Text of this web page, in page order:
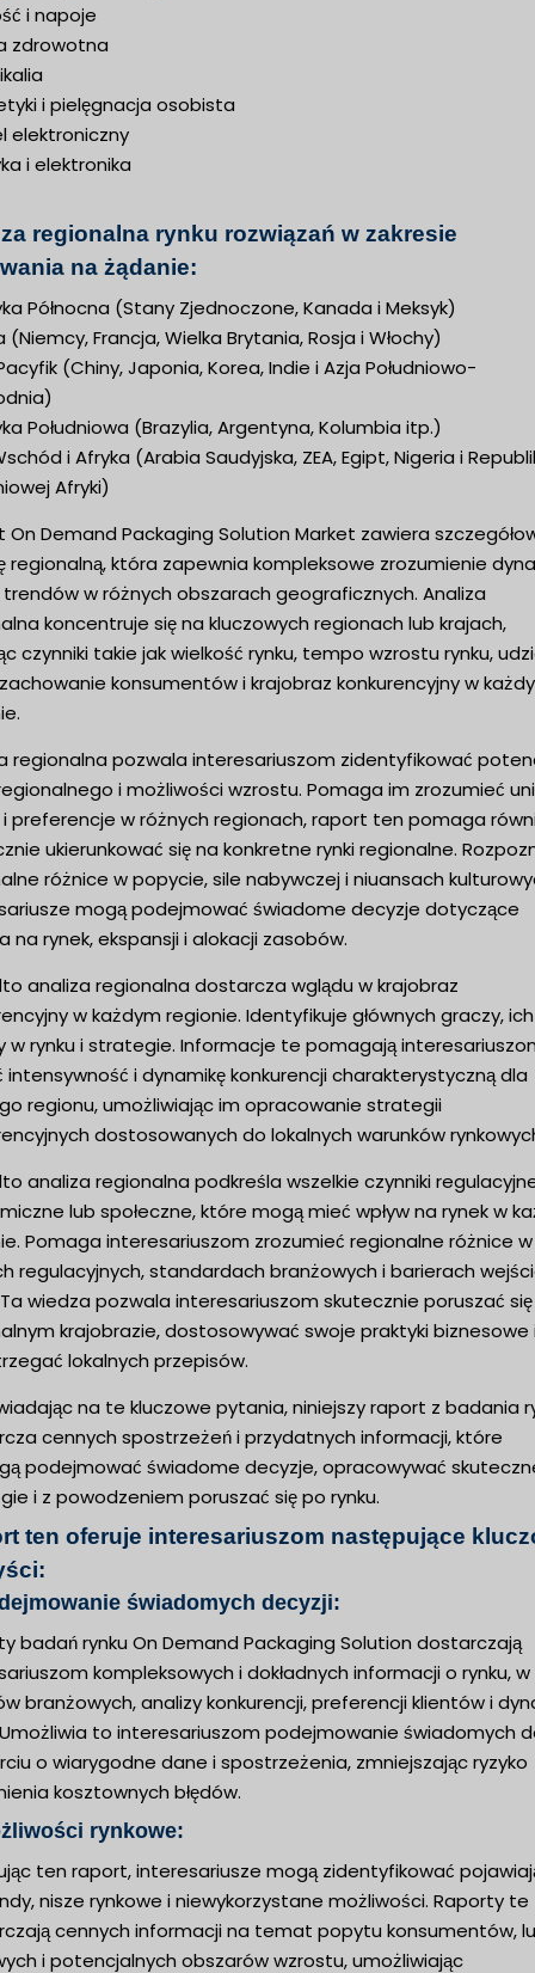
i napoje
zdrowotna
i pielęgnacja osobista
elektroniczny
i elektronika
regionalna rynku rozwiązań w zakresie
na żądanie:
Północna (Stany Zjednoczone, Kanada i Meksyk)
(Niemcy, Francja, Wielka Brytania, Rosja i Włochy)
(Chiny, Japonia, Korea, Indie i Azja Południowo-
Południowa (Brazylia, Argentyna, Kolumbia itp.)
i Afryka (Arabia Saudyjska, ZEA, Egipt, Nigeria i
Afryki)
On Demand Packaging Solution Market zawiera
regionalną, która zapewnia kompleksowe zrozumienie
trendów w różnych obszarach geograficznych. Analiza
koncentruje się na kluczowych regionach lub krajach,
czynniki takie jak wielkość rynku, tempo wzrostu rynku,
konsumentów i krajobraz konkurencyjny w
regionalna pozwala interesariuszom zidentyfikować
i możliwości wzrostu. Pomaga im zrozumieć
preferencje w różnych regionach, raport ten pomaga
ukierunkować się na konkretne rynki regionalne.
różnice w popycie, sile nabywczej i niuansach
mogą podejmować świadome decyzje dotyczące
na rynek, ekspansji i alokacji zasobów.
analiza regionalna dostarcza wglądu w krajobraz
w każdym regionie. Identyfikuje głównych graczy, ich
w rynku i strategie. Informacje te pomagają
intensywność i dynamikę konkurencji charakterystyczną dla
regionu, umożliwiając im opracowanie strategii
dostosowanych do lokalnych warunków
analiza regionalna podkreśla wszelkie czynniki
lub społeczne, które mogą mieć wpływ na rynek w
Pomaga interesariuszom zrozumieć regionalne różnice w
regulacyjnych, standardach branżowych i barierach
wiedza pozwala interesariuszom skutecznie poruszać
krajobrazie, dostosowywać swoje praktyki biznesowe
lokalnych przepisów.
na te kluczowe pytania, niniejszy raport z badania
cennych spostrzeżeń i przydatnych informacji, które
podejmować świadome decyzje, opracowywać
i z powodzeniem poruszać się po rynku.
ten oferuje interesariuszom następujące
świadomych decyzji:
badań rynku On Demand Packaging Solution dostarczają
kompleksowych i dokładnych informacji o rynku,
branżowych, analizy konkurencji, preferencji klientów i
to interesariuszom podejmowanie świadomych
o wiarygodne dane i spostrzeżenia, zmniejszając ryzyko
kosztownych błędów.
rynkowe:
ten raport, interesariusze mogą zidentyfikować
nisze rynkowe i niewykorzystane możliwości. Raporty te
cennych informacji na temat popytu konsumentów,
i potencjalnych obszarów wzrostu, umożliwiając